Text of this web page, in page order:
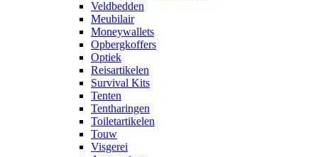
Veldbedden
Meubilair
Moneywallets
Opbergkoffers
Optiek
Reisartikelen
Survival Kits
Tenten
Tentharingen
Toiletartikelen
Touw
Visgerei